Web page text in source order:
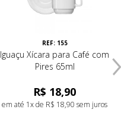
REF: 155
Iguaçu Xícara para Café com
Pires 65ml
R$ 18,90
em até 1x de R$ 18,90 sem juros